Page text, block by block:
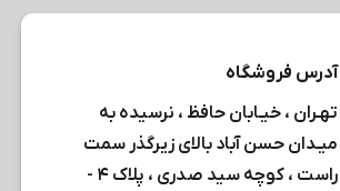
آدرس فروشگاه
تهـران ، خیـابان حافظ ، نرسیده به
میـدان حسن آباد بالای زیرگذر سمت
راست ، کوچه سید صدری ، پلاک ۴ -